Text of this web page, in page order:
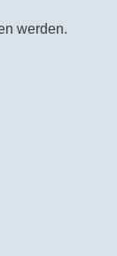
werden.